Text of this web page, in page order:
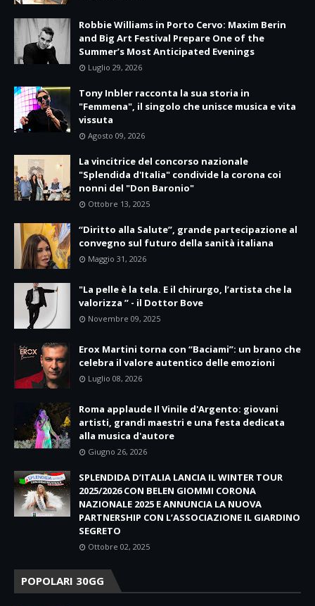
Robbie Williams in Porto Cervo: Maxim Berin
and Big Art Festival Prepare One of the
Summer’s Most Anticipated Evenings
Luglio 29, 2026
Tony Inbler racconta la sua storia in
"Femmena", il singolo che unisce musica e vita
vissuta
Agosto 09, 2026
La vincitrice del concorso nazionale
"Splendida d'Italia" condivide la corona coi
nonni del "Don Baronio"
Ottobre 13, 2025
“Diritto alla Salute”, grande partecipazione al
convegno sul futuro della sanità italiana
Maggio 31, 2026
"La pelle è la tela. E il chirurgo, l’artista che la
valorizza ” - il Dottor Bove
Novembre 09, 2025
Erox Martini torna con “Baciami”: un brano che
celebra il valore autentico delle emozioni
Luglio 08, 2026
Roma applaude Il Vinile d'Argento: giovani
artisti, grandi maestri e una festa dedicata
alla musica d'autore
Giugno 26, 2026
SPLENDIDA D’ITALIA LANCIA IL WINTER TOUR
2025/2026 CON BELEN GIOMMI CORONA
NAZIONALE 2025 E ANNUNCIA LA NUOVA
PARTNERSHIP CON L’ASSOCIAZIONE IL GIARDINO
SEGRETO
Ottobre 02, 2025
POPOLARI 30GG